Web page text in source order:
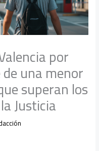
por
una menor
superan los
Justicia